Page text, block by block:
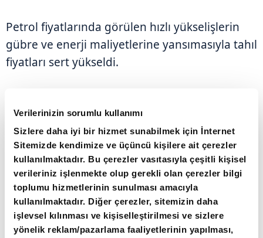
Verilerinizin sorumlu kullanımı
Sizlere daha iyi bir hizmet sunabilmek için İnternet
Sitemizde kendimize ve üçüncü kişilere ait çerezler
kullanılmaktadır. Bu çerezler vasıtasıyla çeşitli kişisel
verileriniz işlenmekte olup gerekli olan çerezler bilgi
toplumu hizmetlerinin sunulması amacıyla
kullanılmaktadır. Diğer çerezler, sitemizin daha
işlevsel kılınması ve kişiselleştirilmesi ve sizlere
yönelik reklam/pazarlama faaliyetlerinin yapılması,
Petrol fiyatlarında görülen hızlı yükselişlerin
gübre ve enerji maliyetlerine yansımasıyla tahıl
fiyatları sert yükseldi.
birleşerek arz beklentilerini daraltmasıyla
buğday fiyatlarında yükselişler öne çıktı.